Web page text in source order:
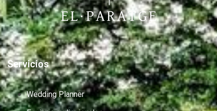
Servicios
Wedding Planner